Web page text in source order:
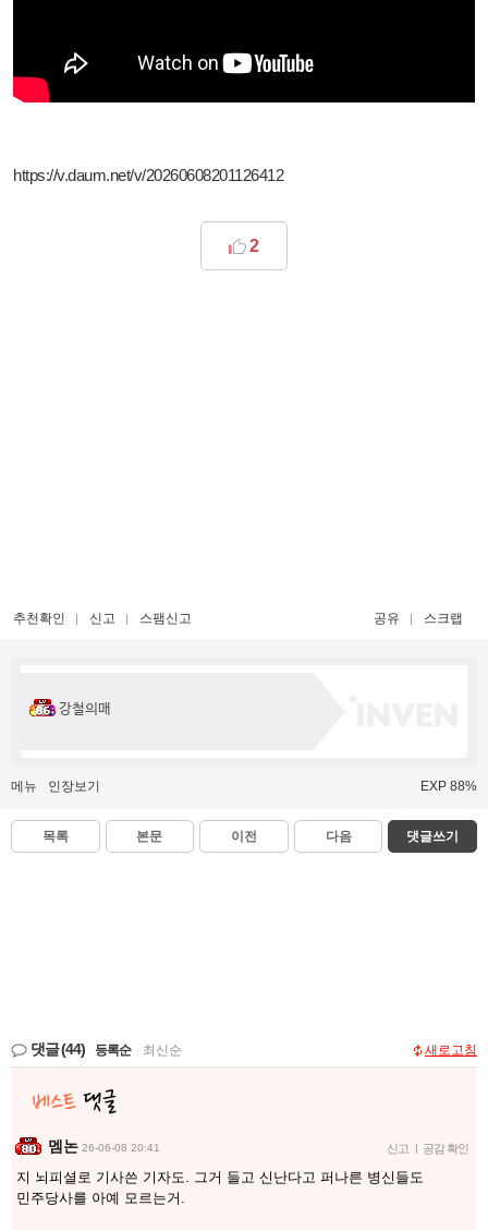
https://v.daum.net/v/20260608201126412
2
추천확인 신고 스팸신고 공유 스크랩
강철의매
메뉴 인장보기 EXP 88%
목록 본문 이전 다음 댓글쓰기
댓글(44) 등록순 최신순 새로고침
멤논 26-06-08 20:41 신고 | 공감 확인
지 뇌피셜로 기사쓴 기자도. 그거 들고 신난다고 퍼나른 병신들도
민주당사를 아예 모르는거.